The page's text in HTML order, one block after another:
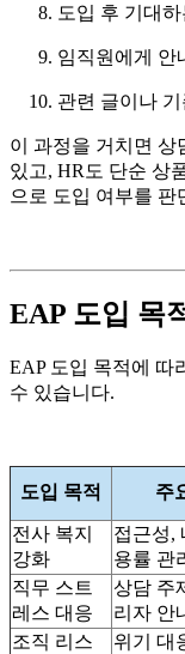
도입 후 기대
임직원에게 안
관련 글이나
이 과정을 거치면 상
있고, HR도 단순 상
으로 도입 여부를 판
EAP 도입 목
EAP 도입 목적에 따
수 있습니다.
도입 목적 주
전사 복지
강화
접근성,
용률 관
직무 스트
레스 대응
상담 주
리자 안
조직 리스
위기 대